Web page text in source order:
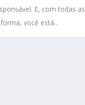
E, com todas as
você está...